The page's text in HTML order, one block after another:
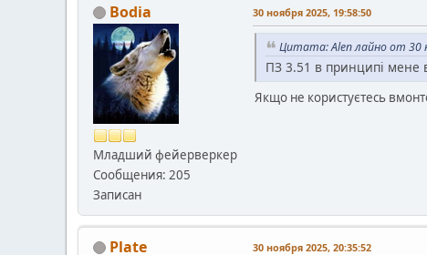
Bodia
Младший фейерверкер
Сообщения: 205
Записан
30 ноября 2025, 19:58:50
Цитата: Alen лайно от 30
ПЗ 3.51 в принципі мене
Якщо не користуєтесь
Plate 30 ноября 2025, 20:35:52